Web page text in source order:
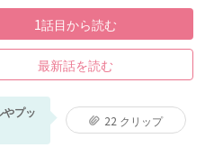
1話目から読む
最新話を読む
プッ
22 クリップ